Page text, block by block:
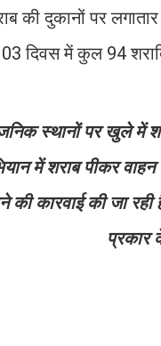
की दुकानों पर
दिवस में कुल 94
स्थानों पर खुले
में शराब पीकर
की कारवाई की जा
प्रकार